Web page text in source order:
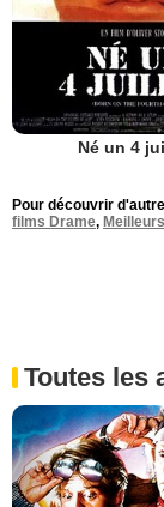
Né un 4
Pour découvrir
films Drame,
Toutes les